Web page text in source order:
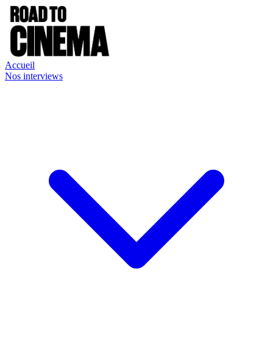
Accueil
Nos interviews